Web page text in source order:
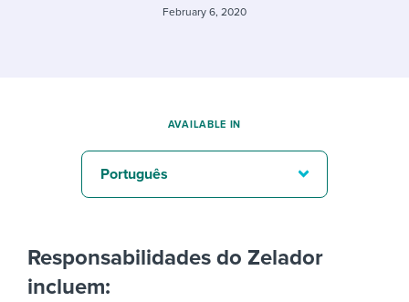
February 6, 2020
Responsabilidades do Zelador
incluem:
AVAILABLE IN
Português